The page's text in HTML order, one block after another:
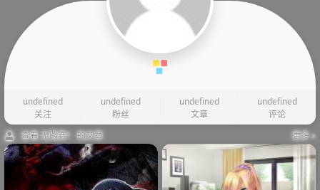
undefined
关注
undefined
粉丝
undefined
文章
undefined
评论
查看 无路赛！ 的文章
更多 »